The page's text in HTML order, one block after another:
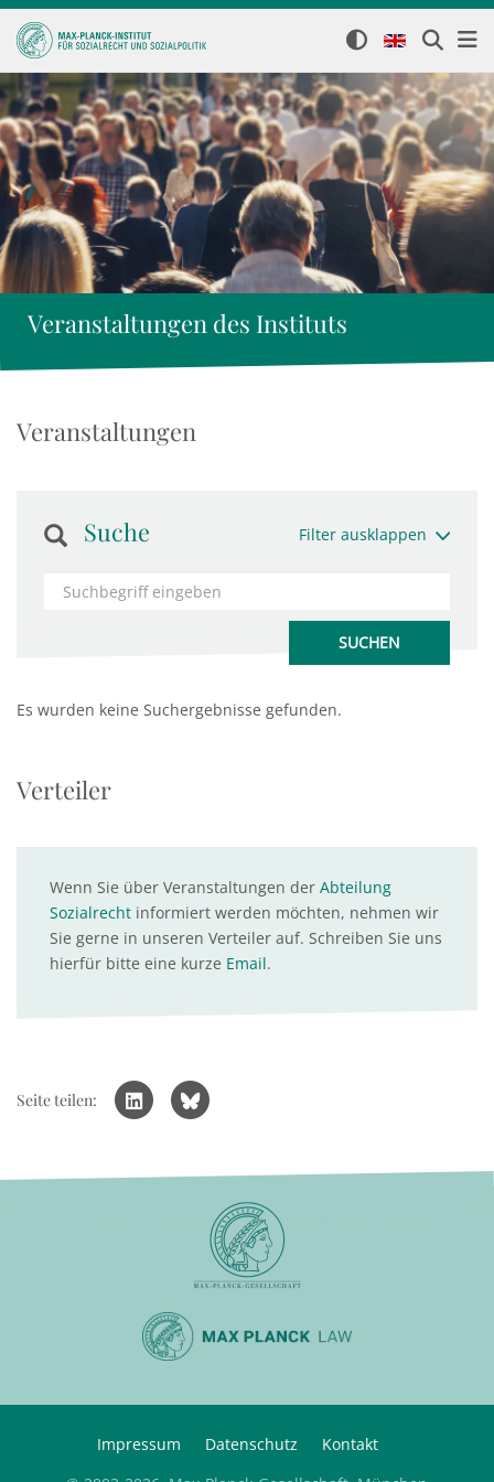
Veranstaltungen des Instituts
Veranstaltungen
Suche Filter ausklappen
Es wurden keine Suchergebnisse gefunden.
Verteiler
Wenn Sie über Veranstaltungen der Abteilung
Sozialrecht informiert werden möchten, nehmen wir
Sie gerne in unseren Verteiler auf. Schreiben Sie uns
hierfür bitte eine kurze Email.
Seite teilen:
Impressum Datenschutz
Kontakt